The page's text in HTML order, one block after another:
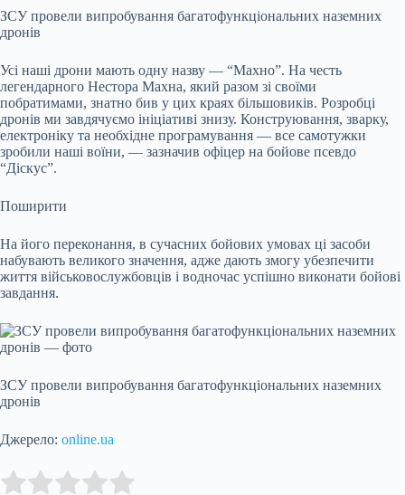
ЗСУ провели випробування багатофункціональних наземних
дронів
Усі наші дрони мають одну назву — “Махно”. На честь
легендарного Нестора Махна, який разом зі своїми
побратимами, знатно бив у цих краях більшовиків. Розробці
дронів ми завдячуємо ініціативі знизу. Конструювання, зварку,
електроніку та необхідне програмування — все самотужки
зробили наші воїни, — зазначив офіцер на бойове псевдо
“Діскус”.
Поширити
На його переконання, в сучасних бойових умовах ці засоби
набувають великого значення, адже дають змогу убезпечити
життя військовослужбовців і водночас успішно виконати бойові
завдання.
ЗСУ провели випробування багатофункціональних наземних
дронів
Джерело: online.ua
Rate thisitem: